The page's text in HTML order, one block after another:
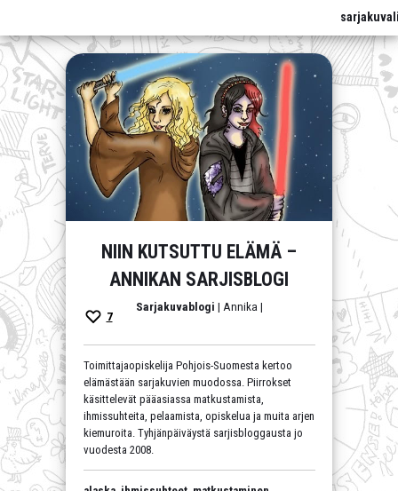
NIIN KUTSUTTU ELÄMÄ –
ANNIKAN SARJISBLOGI
Sarjakuvablogi | Annika |
7
Toimittajaopiskelija Pohjois-Suomesta kertoo
elämästään sarjakuvien muodossa. Piirrokset
käsittelevät pääasiassa matkustamista,
ihmissuhteita, pelaamista, opiskelua ja muita arjen
kiemuroita. Tyhjänpäiväystä sarjisbloggausta jo
vuodesta 2008.